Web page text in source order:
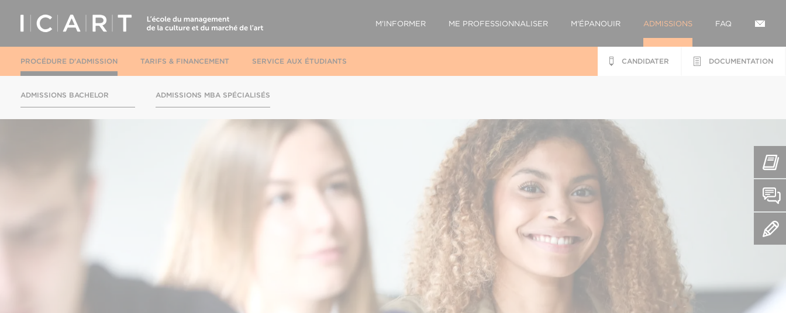
M'INFORMER ME PROFESSIONNALISER M'ÉPANOUIR ADMISSIONS FAQ
PROCÉDURE D'ADMISSION TARIFS & FINANCEMENT SERVICE AUX ÉTUDIANTS DOCUMENTATION
CANDIDATER
ADMISSIONS BACHELOR ADMISSIONS MBA SPÉCIALISÉS